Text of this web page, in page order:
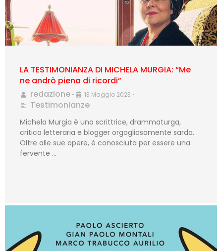
LA TESTIMONIANZA DI MICHELA MURGIA: “Me
ne andrò piena di ricordi”
redazione • 13 Maggio 2023 •
Testimonianze
Michela Murgia è una scrittrice, drammaturga,
critica letteraria e blogger orgogliosamente sarda.
Oltre alle sue opere, è conosciuta per essere una
fervente …